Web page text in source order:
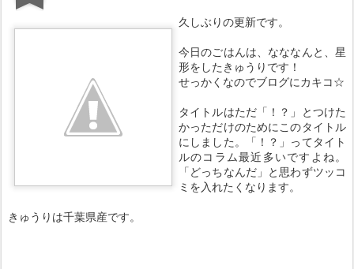
久しぶりの更新です。
今日のごはんは、なななんと、星
形をしたきゅうりです！
せっかくなのでブログにカキコ☆
タイトルはただ「！？」とつけた
かっただけのためにこのタイトル
にしました。「！？」ってタイト
ルのコラム最近多いですよね。
「どっちなんだ」と思わずツッコ
ミを入れたくなります。
きゅうりは千葉県産です。